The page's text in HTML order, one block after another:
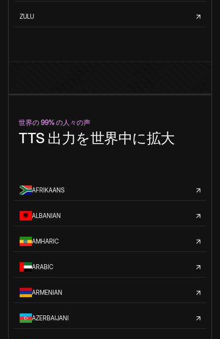
ZULU
世界の 99% の人々の声
TTS 出力を世界中に拡大
AFRIKAANS
ALBANIAN
AMHARIC
ARABIC
ARMENIAN
AZERBAIJANI